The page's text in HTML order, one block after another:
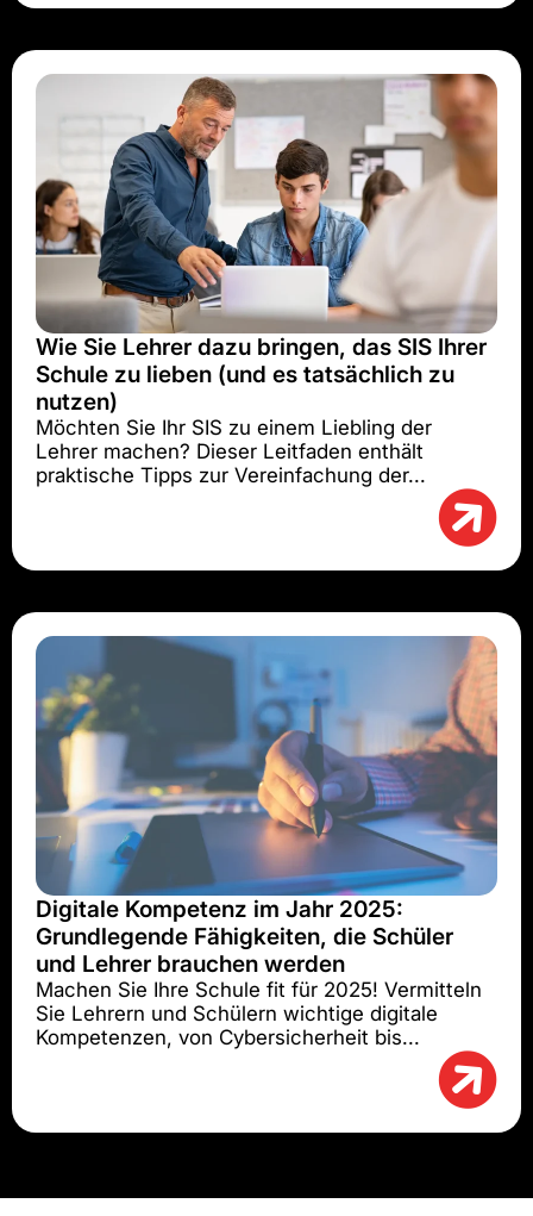
Wie Sie Lehrer dazu bringen, das SIS Ihrer
Schule zu lieben (und es tatsächlich zu
nutzen)
Möchten Sie Ihr SIS zu einem Liebling der
Lehrer machen? Dieser Leitfaden enthält
praktische Tipps zur Vereinfachung der...
Digitale Kompetenz im Jahr 2025:
Grundlegende Fähigkeiten, die Schüler
und Lehrer brauchen werden
Machen Sie Ihre Schule fit für 2025! Vermitteln
Sie Lehrern und Schülern wichtige digitale
Kompetenzen, von Cybersicherheit bis...